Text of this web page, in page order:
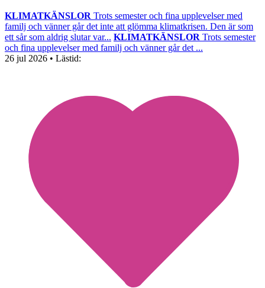
KLIMATKÄNSLOR Trots semester och fina upplevelser med
familj och vänner går det inte att glömma klimatkrisen. Den är som
ett sår som aldrig slutar var... KLIMATKÄNSLOR Trots semester
och fina upplevelser med familj och vänner går det ...
26 jul 2026 • Lästid: